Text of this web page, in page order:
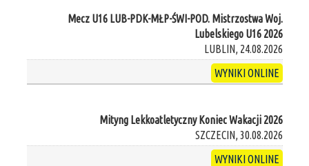
Mecz U16 LUB-PDK-MŁP-ŚWI-POD. Mistrzostwa Woj.
Lubelskiego U16 2026
LUBLIN, 24.08.2026
WYNIKI ONLINE
Mityng Lekkoatletyczny Koniec Wakacji 2026
SZCZECIN, 30.08.2026
WYNIKI ONLINE